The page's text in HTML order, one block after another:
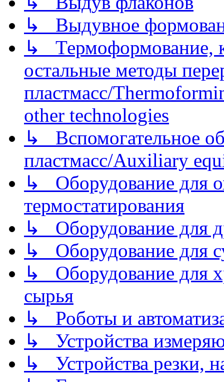
↳ Выдувное
↳ Термоформование,
остальные методы
пластмасс/
other technologies
↳ Вспомогательное
пластмасс/Auxiliary
↳ Оборудование для
термостатирования
↳ Оборудование для
↳ Оборудование для
↳ Оборудование для
сырья
↳ Роботы и
↳ Устройства
↳ Устройства резки,